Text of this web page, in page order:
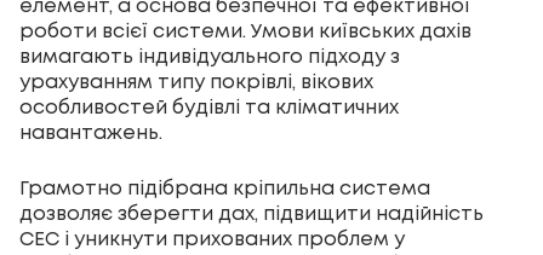
елемент, а основа безпечної та ефективної
роботи всієї системи. Умови київських дахів
вимагають індивідуального підходу з
урахуванням типу покрівлі, вікових
особливостей будівлі та кліматичних
навантажень.
Грамотно підібрана кріпильна система
дозволяє зберегти дах, підвищити надійність
СЕС і уникнути прихованих проблем у